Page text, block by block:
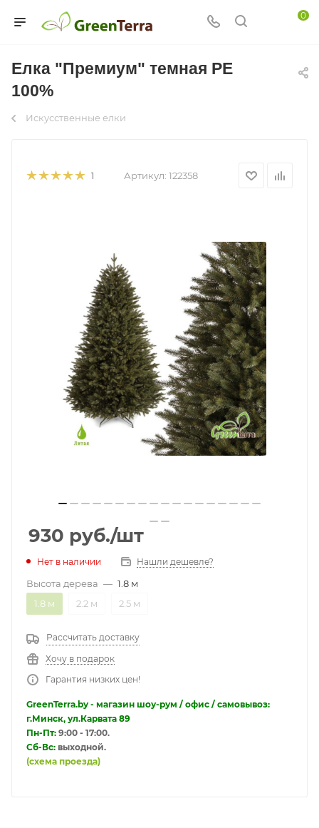
0
Елка "Премиум" темная PE
100%
Искусственные елки
1 Артикул: 122358
930 руб./шт
Нет в наличии Нашли дешевле?
Высота дерева — 1.8 м
1.8 м
2.2 м 2.5 м
Рассчитать доставку
Хочу в подарок
Гарантия низких цен!
GreenTerra.by - магазин шоу-рум / офис / самовывоз:
г.Минск, ул.Карвата 89
Пн-Пт: 9:00 - 17:00.
Сб-Вс: выходной.
(схема проезда)